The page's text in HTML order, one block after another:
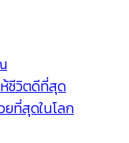
ห้ชีวิตดีที่สุด
ที่สุดในโลก